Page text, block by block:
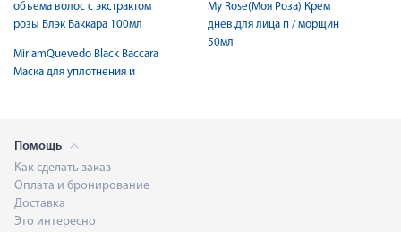
объема волос с экстрактом
розы Блэк Баккара 100мл
MiriamQuevedo Black Baccara
Маска для уплотнения и
My Rose(Моя Роза) Крем
днев.для лица п / морщин
50мл
Помощь
Как сделать заказ
Оплата и бронирование
Доставка
Это интересно